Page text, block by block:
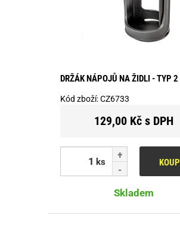
DRŽÁK NÁPOJŮ NA ŽIDLI - TYP 2
Kód zboží:CZ6733
129,00 Kč s DPH
ks
Skladem